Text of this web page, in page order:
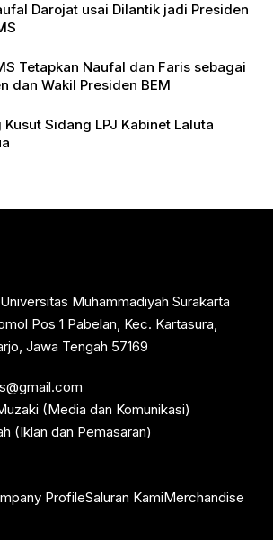
Darojat usai Dilantik jadi Presiden
Tetapkan Naufal dan Faris sebagai
dan Wakil Presiden BEM
Kusut Sidang LPJ Kabinet Laluta
Muhammadiyah Surakarta
Pos 1 Pabelan, Kec. Kartasura,
Jawa Tengah 57169
(Media dan Komunikasi)
(Iklan dan Pemasaran)
ProfileSaluran KamiMerchandise